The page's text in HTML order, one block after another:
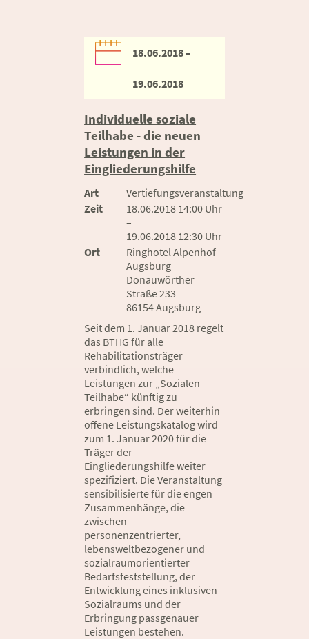
18.06.2018 –
19.06.2018
Individuelle soziale
Teilhabe - die neuen
Leistungen in der
Eingliederungshilfe
Art
Vertiefungsveranstaltung
Zeit
18.06.2018 14:00 Uhr
–
19.06.2018 12:30 Uhr
Ort
Ringhotel Alpenhof
Augsburg
Donauwörther
Straße 233
86154 Augsburg
Seit dem 1. Januar 2018 regelt
das BTHG für alle
Rehabilitationsträger
verbindlich, welche
Leistungen zur „Sozialen
Teilhabe“ künftig zu
erbringen sind. Der weiterhin
offene Leistungskatalog wird
zum 1. Januar 2020 für die
Träger der
Eingliederungshilfe weiter
spezifiziert. Die Veranstaltung
sensibilisierte für die engen
Zusammenhänge, die
zwischen
personenzentrierter,
lebensweltbezogener und
sozialraumorientierter
Bedarfsfeststellung, der
Entwicklung eines inklusiven
Sozialraums und der
Erbringung passgenauer
Leistungen bestehen.